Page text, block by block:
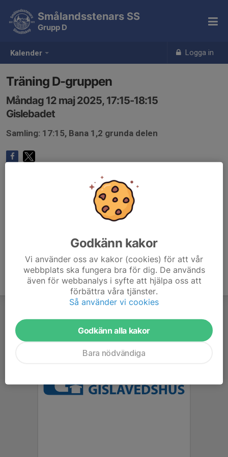
Kalender Logga in
Smålandsstenars SS
Grupp D
Träning D-gruppen
Måndag 12 maj 2025, 17:15-18:15
Gislebadet
Samling: 17:15, Bana 1,2 grunda delen
Godkänn kakor
Vi använder oss av kakor (cookies) för att vår
webbplats ska fungera bra för dig. De används
även för webbanalys i syfte att hjälpa oss att
förbättra våra tjänster.
Så använder vi cookies
Godkänn alla kakor
Bara nödvändiga